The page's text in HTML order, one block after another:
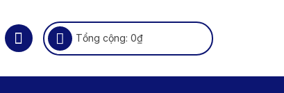
Tổng cộng: 0₫